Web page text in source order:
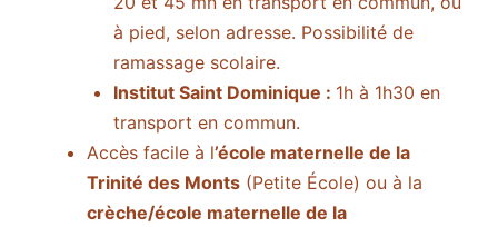
à pied, selon adresse. Possibilité de
ramassage scolaire.
Institut Saint Dominique : 1h à 1h30 en
transport en commun.
Accès facile à l’école maternelle de la
Trinité des Monts (Petite École) ou à la
crèche/école maternelle de la